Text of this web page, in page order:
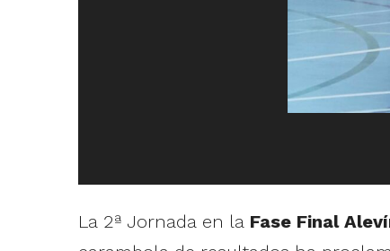
La 2ª Jornada en la Fase Final